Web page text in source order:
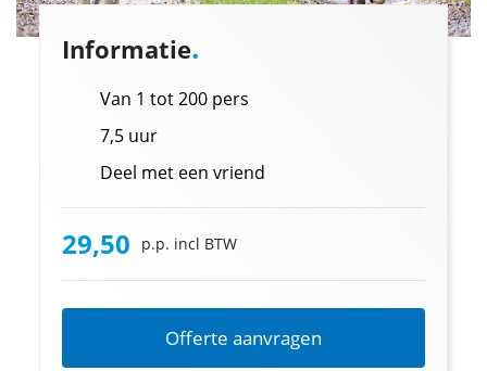
Informatie.
Van 1 tot 200 pers
7,5 uur
Deel met een vriend
29,50 p.p. incl BTW
Offerte aanvragen